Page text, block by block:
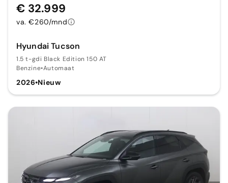
Hyundai Tucson
1.5 t-gdi Black Edition 150 AT
Benzine•Automaat
2026•Nieuw
€ 32.999
va. €260/mnd